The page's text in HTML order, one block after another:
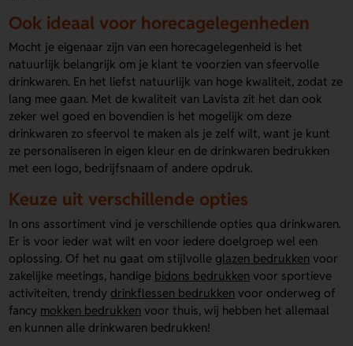
Ook ideaal voor horecagelegenheden
Mocht je eigenaar zijn van een horecagelegenheid is het
natuurlijk belangrijk om je klant te voorzien van sfeervolle
drinkwaren. En het liefst natuurlijk van hoge kwaliteit, zodat ze
lang mee gaan. Met de kwaliteit van Lavista zit het dan ook
zeker wel goed en bovendien is het mogelijk om deze
drinkwaren zo sfeervol te maken als je zelf wilt, want je kunt
ze personaliseren in eigen kleur en de drinkwaren bedrukken
met een logo, bedrijfsnaam of andere opdruk.
Keuze uit verschillende opties
In ons assortiment vind je verschillende opties qua drinkwaren.
Er is voor ieder wat wilt en voor iedere doelgroep wel een
oplossing. Of het nu gaat om stijlvolle glazen bedrukken voor
zakelijke meetings, handige bidons bedrukken voor sportieve
activiteiten, trendy drinkflessen bedrukken voor onderweg of
fancy mokken bedrukken voor thuis, wij hebben het allemaal
en kunnen alle drinkwaren bedrukken!